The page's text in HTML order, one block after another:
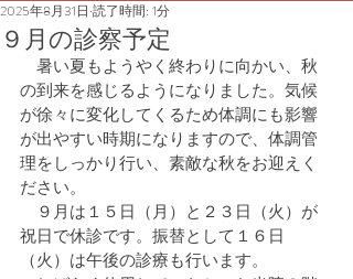
９月の診察予定
2025年8月31日 読了時間: 1分
暑い夏もようやく終わりに向かい、秋
の到来を感じるようになりました。気候
が徐々に変化してくるため体調にも影響
が出やすい時期になりますので、体調管
理をしっかり行い、素敵な秋をお迎えく
ださい。
９月は１５日（月）と２３日（火）が
祝日で休診です。振替として１６日
（火）は午後の診療も行います。